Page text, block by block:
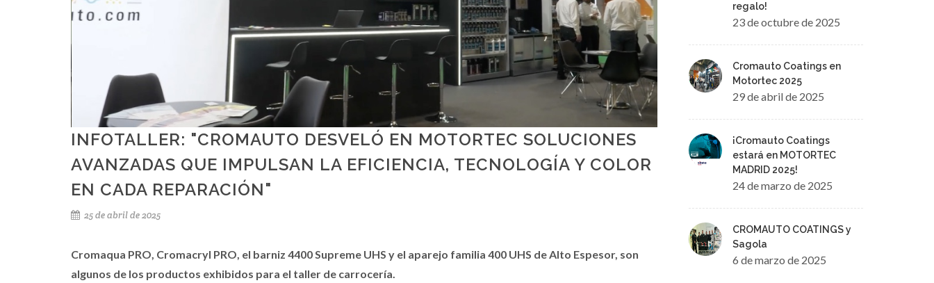
INFOTALLER: "CROMAUTO DESVELÓ EN MOTORTEC SOLUCIONES
AVANZADAS QUE IMPULSAN LA EFICIENCIA, TECNOLOGÍA Y COLOR
EN CADA REPARACIÓN"
25 de abril de 2025
Cromaqua PRO, Cromacryl PRO, el barniz 4400 Supreme UHS y el aparejo familia 400 UHS de Alto Espesor, son
algunos de los productos exhibidos para el taller de carrocería.
regalo!
23 de octubre de 2025
Cromauto Coatings en
Motortec 2025
29 de abril de 2025
¡Cromauto Coatings
estará en MOTORTEC
MADRID 2025!
24 de marzo de 2025
CROMAUTO COATINGS y
Sagola
6 de marzo de 2025